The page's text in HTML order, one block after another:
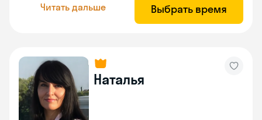
Читать дальше Выбрать время
Наталья